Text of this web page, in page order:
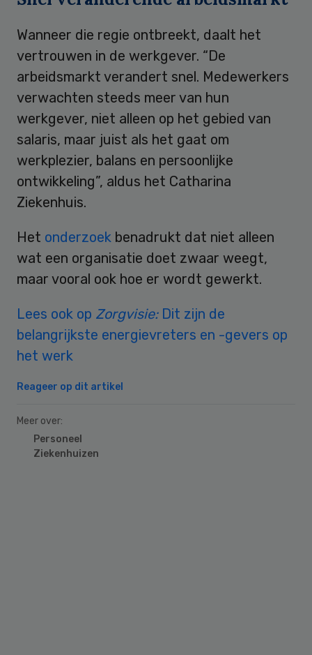
Wanneer die regie ontbreekt, daalt het
vertrouwen in de werkgever. “De
arbeidsmarkt verandert snel. Medewerkers
verwachten steeds meer van hun
werkgever, niet alleen op het gebied van
salaris, maar juist als het gaat om
werkplezier, balans en persoonlijke
ontwikkeling”, aldus het Catharina
Ziekenhuis.
Het onderzoek benadrukt dat niet alleen
wat een organisatie doet zwaar weegt,
maar vooral ook hoe er wordt gewerkt.
Lees ook op Zorgvisie: Dit zijn de
belangrijkste energievreters en -gevers op
het werk
Reageer op dit artikel
Meer over:
Personeel
Ziekenhuizen